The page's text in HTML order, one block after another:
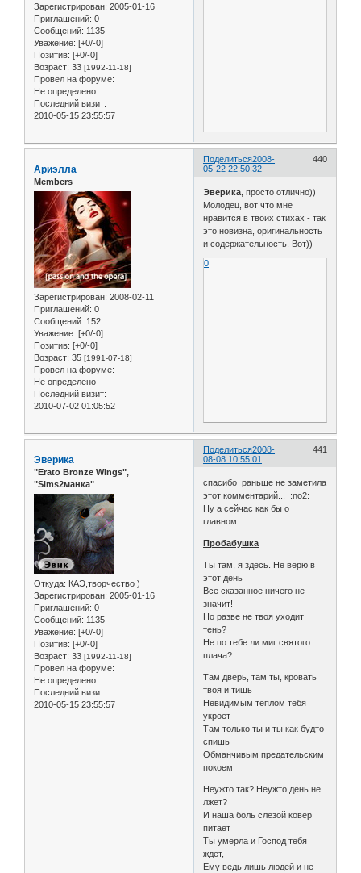
Зарегистрирован: 2005-01-16
Приглашений: 0
Сообщений: 1135
Уважение: [+0/-0]
Позитив: [+0/-0]
Возраст: 33 [1992-11-18]
Провел на форуме:
Не определено
Последний визит:
2010-05-15 23:55:57
Поделиться 440
2008-
05-22 22:50:32
Ариэлла
Members
Зарегистрирован: 2008-02-11
Приглашений: 0
Сообщений: 152
Уважение: [+0/-0]
Позитив: [+0/-0]
Возраст: 35 [1991-07-18]
Провел на форуме:
Не определено
Последний визит:
2010-07-02 01:05:52
Эверика , просто отлично))
Молодец, вот что мне
нравится в твоих стихах - так
это новизна, оригинальность
и содержательность. Вот))
0
Поделиться 441
2008-
08-08 10:55:01
Эверика
"Erato Bronze Wings",
"Sims2манка"
Откуда: КАЭ,творчество )
Зарегистрирован: 2005-01-16
Приглашений: 0
Сообщений: 1135
Уважение: [+0/-0]
Позитив: [+0/-0]
Возраст: 33 [1992-11-18]
Провел на форуме:
Не определено
Последний визит:
2010-05-15 23:55:57
спасибо раньше не заметила
этот комментарий... :no2:
Ну а сейчас как бы о
главном...
Пробабушка
Ты там, я здесь. Не верю в
этот день
Все сказанное ничего не
значит!
Но разве не твоя уходит
тень?
Не по тебе ли миг святого
плача?
Там дверь, там ты, кровать
твоя и тишь
Невидимым теплом тебя
укроет
Там только ты и ты как будто
спишь
Обманчивым предательским
покоем
Неужто так? Неужто день не
лжет?
И наша боль слезой ковер
питает
Ты умерла и Господ тебя
ждет,
Ему ведь лишь людей и не